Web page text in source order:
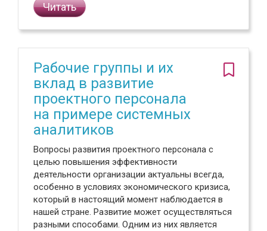
Читать
Рабочие группы и их
вклад в развитие
проектного персонала
на примере системных
аналитиков
Вопросы развития проектного персонала с
целью повышения эффективности
деятельности организации актуальны всегда,
особенно в условиях экономического кризиса,
который в настоящий момент наблюдается в
нашей стране. Развитие может осуществляться
разными способами. Одним из них является